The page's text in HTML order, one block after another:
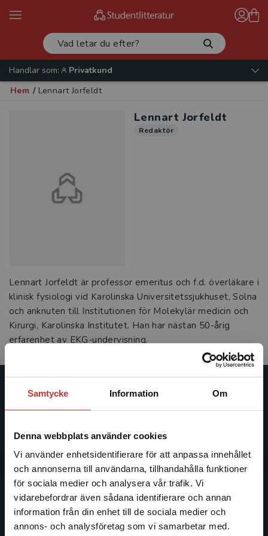
Samtycke Information Om
Denna webbplats använder cookies
Vi använder enhetsidentifierare för att anpassa innehållet
och annonserna till användarna, tillhandahålla funktioner
för sociala medier och analysera vår trafik. Vi
vidarebefordrar även sådana identifierare och annan
information från din enhet till de sociala medier och
annons- och analysföretag som vi samarbetar med.
Begränsad fraktregion
Handlar som:
Privatkund
Hem / Lennart Jorfeldt
Lennart Jorfeldt
Redaktör
Lennart Jorfeldt är professor emeritus och f.d. överläkare i
klinisk fysiologi vid Karolinska Universitetssjukhuset, Solna
och anknuten till Institutionen för Molekylär medicin och
Kirurgi, Karolinska Institutet. Han har nästan 50-årig
erfarenhet av EKG-undervisning.
Studentlitteratur
ledande utbildningsförlag. Med läromedel, kurslitteratur,
facklitteratur, utbildningar och digitala
informationstjänster i utbudet, finns Studentlitteratur med
längs hela kunskapsresan.
Kontakta oss